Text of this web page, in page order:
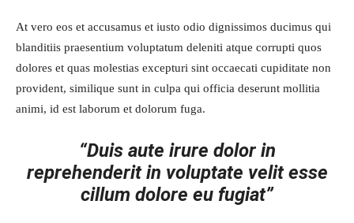
At vero eos et accusamus et iusto odio dignissimos ducimus qui
blanditiis praesentium voluptatum deleniti atque corrupti quos
dolores et quas molestias excepturi sint occaecati cupiditate non
provident, similique sunt in culpa qui officia deserunt mollitia
animi, id est laborum et dolorum fuga.
“Duis aute irure dolor in
reprehenderit in voluptate velit esse
cillum dolore eu fugiat”